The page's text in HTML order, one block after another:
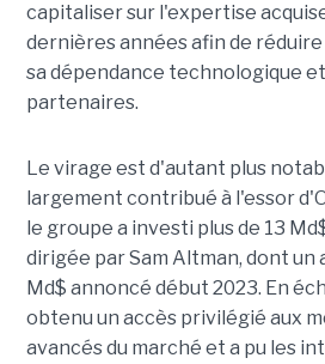
capitaliser sur l'expertise
dernières années afin de
sa dépendance technologique
partenaires.
Le virage est d'autant plus
largement contribué à l'essor
le groupe a investi plus de 13
dirigée par Sam Altman, dont un
Md$ annoncé début 2023. En
obtenu un accès privilégié aux
avancés du marché et a pu les